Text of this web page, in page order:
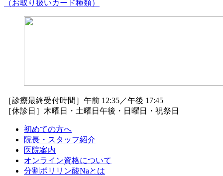
（お取り扱いカード種類）
［診療最終受付時間］午前 12:35／午後 17:45
［休診日］木曜日・土曜日午後・日曜日・祝祭日
初めての方へ
院長・スタッフ紹介
医院案内
オンライン資格について
分割ポリリン酸Naとは